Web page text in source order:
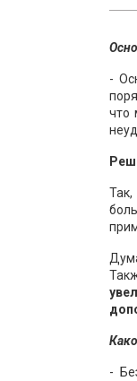
-
что
-